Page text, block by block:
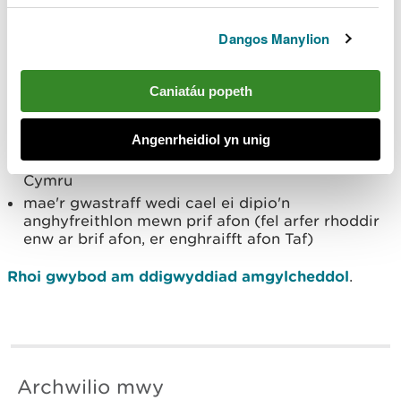
Dangos Manylion
Caniatáu popeth
Angenrheidiol yn unig
Pryd i roi gwybod i ni am
dipio anghyfreithlon
Rhowch wybod i ni os:
ydych chi'n credu bod y digwyddiad wedi
digwydd ar dir a reolir gan Cyfoeth Naturiol
Cymru
mae'r gwastraff wedi cael ei dipio'n
anghyfreithlon mewn prif afon (fel arfer rhoddir
enw ar brif afon, er enghraifft afon Taf)
Rhoi gwybod am ddigwyddiad amgylcheddol.
Archwilio mwy